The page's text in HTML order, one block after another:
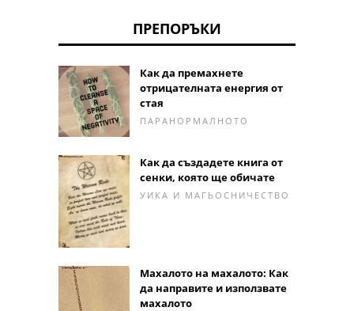
ПРЕПОРЪКИ
Как да премахнете
отрицателната енергия от
стая
ПАРАНОРМАЛНОТО
Как да създадете книга от
сенки, която ще обичате
УИКА И МАГЬОСНИЧЕСТВО
Махалото на махалото: Как
да направите и използвате
махалото